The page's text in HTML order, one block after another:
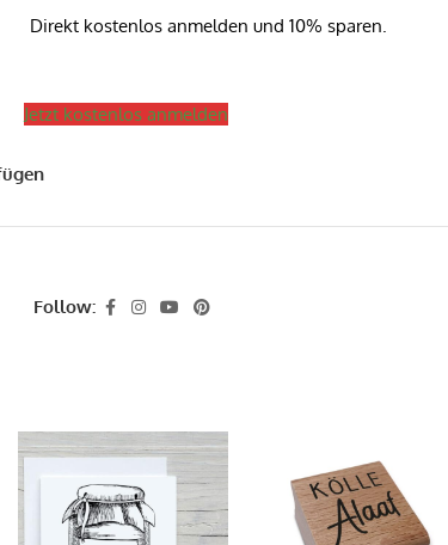
Direkt kostenlos anmelden und 10% sparen.
Jetzt kostenlos anmelden
Follow: